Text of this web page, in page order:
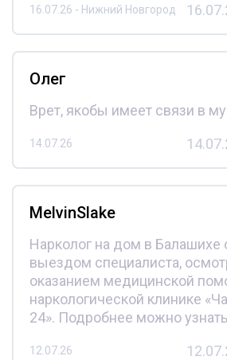
16.07.26 - Нижний Новгород
Олег
Врет, якобы имеет связи в
14.07.26
MelvinSlake
Нарколог на дом в
выездом специалиста,
оказанием медицинской
наркологической клинике
24». Подробнее можно
12.07.26